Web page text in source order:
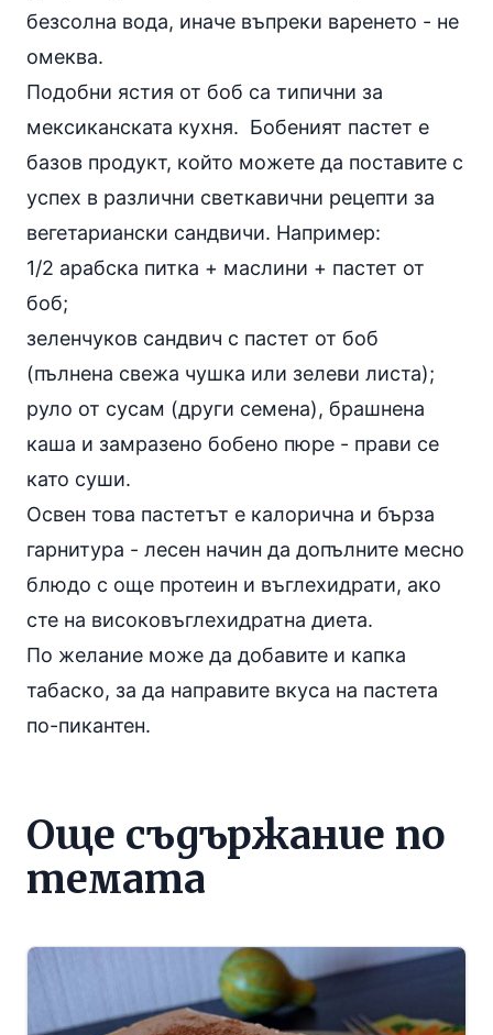
безсолна вода, иначе въпреки варенето - не
омеква.
Подобни ястия от боб са типични за
мексиканската кухня. Бобеният пастет е
базов продукт, който можете да поставите с
успех в различни светкавични рецепти за
вегетариански сандвичи. Например:
1/2 арабска питка + маслини + пастет от
боб;
зеленчуков сандвич с пастет от боб
(пълнена свежа чушка или зелеви листа);
руло от сусам (други семена), брашнена
каша и замразено бобено пюре - прави се
като суши.
Освен това пастетът е калорична и бърза
гарнитура - лесен начин да допълните месно
блюдо с още протеин и въглехидрати, ако
сте на високовъглехидратна диета.
По желание може да добавите и капка
табаско, за да направите вкуса на пастета
по-пикантен.
Още съдържание по
темата